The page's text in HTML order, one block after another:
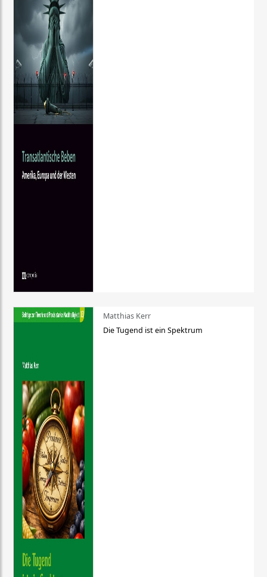
Matthias Kerr
Die Tugend ist ein Spektrum